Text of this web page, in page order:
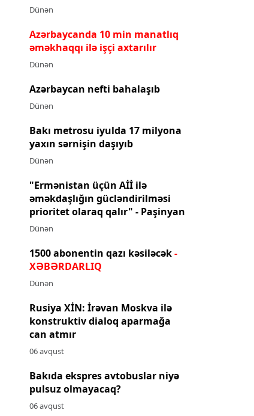
Dünən
Azərbaycanda 10 min manatlıq
əməkhaqqı ilə işçi axtarılır
Dünən
Azərbaycan nefti bahalaşıb
Dünən
Bakı metrosu iyulda 17 milyona
yaxın sərnişin daşıyıb
Dünən
"Ermənistan üçün Aİİ ilə
əməkdaşlığın gücləndirilməsi
prioritet olaraq qalır" - Paşinyan
Dünən
1500 abonentin qazı kəsiləcək-
XƏBƏRDARLIQ
Dünən
Rusiya XİN: İrəvan Moskva ilə
konstruktiv dialoq aparmağa
can atmır
06 avqust
Bakıda ekspres avtobuslar niyə
pulsuz olmayacaq?
06 avqust